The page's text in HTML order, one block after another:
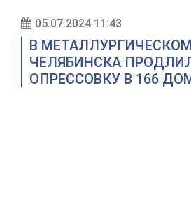
05.07.2024 11:43
В
ЧЕЛЯБИНСКА
ОПРЕССОВКУ В 166